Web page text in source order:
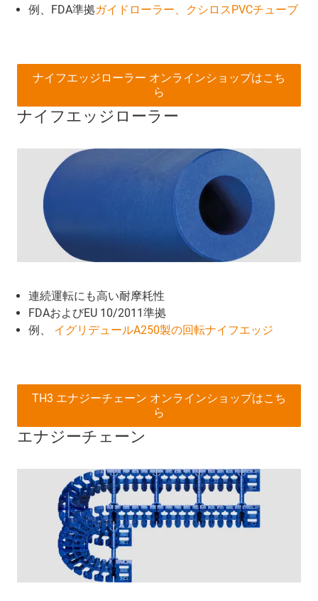
例、FDA準拠ガイドローラー、クシロスPVCチューブ
ナイフエッジローラー
連続運転にも高い耐摩耗性
FDAおよびEU 10/2011準拠
例、 イグリデュールA250製の回転ナイフエッジ
ナイフエッジローラー オンラインショップはこち
ら
エナジーチェーン
TH3 エナジーチェーン オンラインショップはこち
ら